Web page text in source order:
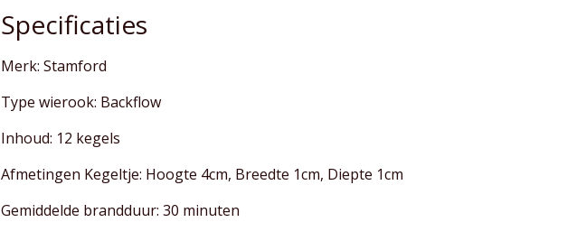
Specificaties
Merk: Stamford
Type wierook: Backflow
Inhoud: 12 kegels
Afmetingen Kegeltje: Hoogte 4cm, Breedte 1cm, Diepte 1cm
Gemiddelde brandduur: 30 minuten